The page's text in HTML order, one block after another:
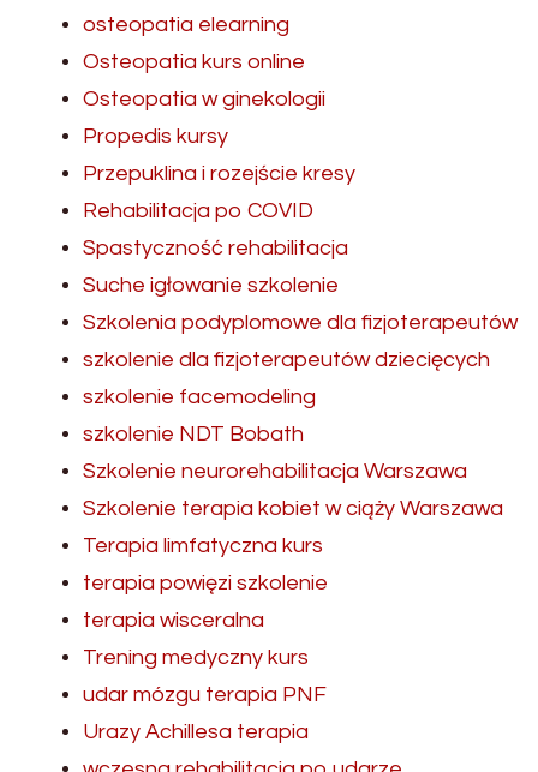
osteopatia elearning
Osteopatia kurs online
Osteopatia w ginekologii
Propedis kursy
Przepuklina i rozejście kresy
Rehabilitacja po COVID
Spastyczność rehabilitacja
Suche igłowanie szkolenie
Szkolenia podyplomowe dla fizjoterapeutów
szkolenie dla fizjoterapeutów dziecięcych
szkolenie facemodeling
szkolenie NDT Bobath
Szkolenie neurorehabilitacja Warszawa
Szkolenie terapia kobiet w ciąży Warszawa
Terapia limfatyczna kurs
terapia powięzi szkolenie
terapia wisceralna
Trening medyczny kurs
udar mózgu terapia PNF
Urazy Achillesa terapia